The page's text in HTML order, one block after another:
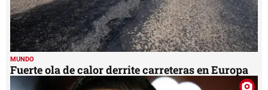
MUNDO
Fuerte ola de calor derrite carreteras en Europa